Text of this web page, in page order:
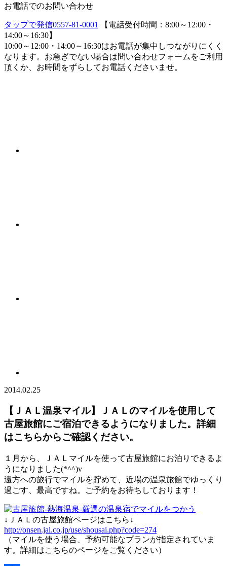
お電話でのお問い合わせ
タップで発信0557-81-0001
【電話受付時間：8:00～12:00・
14:00～16:30】
10:00～12:00・14:00～16:30はお電話が集中しつながりにくく
なります。お急ぎでない場合は問い合わせフォームをご利用
頂くか、お時間をずらしてお電話くださいませ。
2014.02.25
【ＪＡＬ温泉マイル】ＪＡＬのマイルを使用して
古屋旅館にご宿泊できるようになりました。詳細
はこちらからご確認ください。
１月から、ＪＡＬマイルを使って古屋旅館にお泊りできるよ
うになりました(*^^)v
遠方への旅行でマイルを貯めて、近場の温泉旅館でゆっくり
過ごす、最高ですね。ご予約をお待ちしております！
↓ＪＡＬの古屋旅館ページはこちら↓
http://onsen.jal.co.jp/use/shousai.php?code=274
（マイルを使う場合、予約可能なプランが指定されていま
す。詳細はこちらのページをご覧ください）